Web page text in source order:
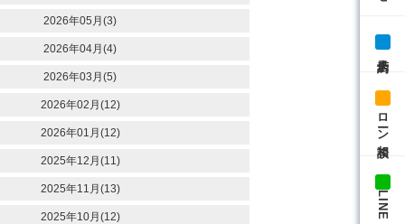
ローン相談
LINE
2026年05月(3)
2026年04月(4)
2026年03月(5)
2026年02月(12)
2026年01月(12)
2025年12月(11)
2025年11月(13)
2025年10月(12)